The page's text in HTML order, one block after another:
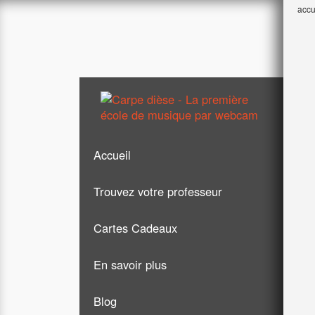
Accueil
Trouvez votre professeur
Guitare
Chant
Piano
Cartes Cadeaux
En savoir plus
Formules & tarifs
Blog